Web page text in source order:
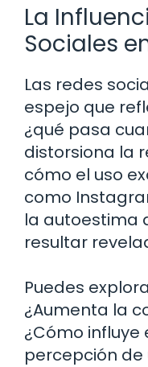
La
Sociales
Las redes
espejo que
¿qué pasa
distorsiona la
cómo el uso
como
la autoestima
resultar
Puedes
¿Aumenta la
¿Cómo influye
percepción de